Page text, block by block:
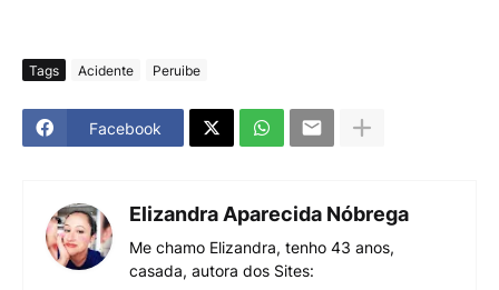
Tags Acidente Peruibe
Facebook
Elizandra Aparecida Nóbrega
Me chamo Elizandra, tenho 43 anos,
casada, autora dos Sites: